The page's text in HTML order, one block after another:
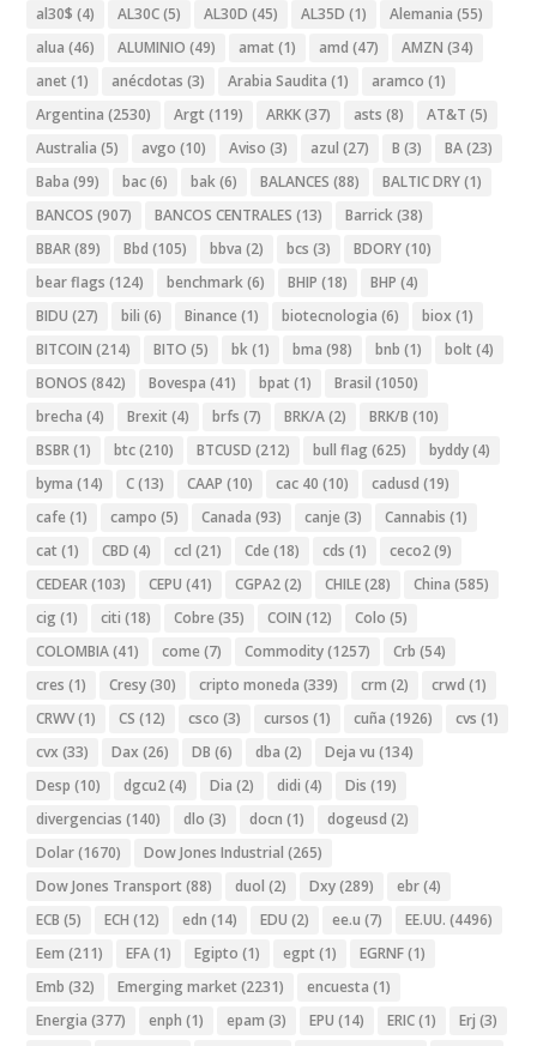
al30$ (4) AL30C(5) AL30D (45) AL35D (1) Alemania (55)
alua (46) ALUMINIO (49) amat (1) amd (47) AMZN (34)
anet (1) anécdotas (3) Arabia Saudita (1) aramco (1)
Argentina (2530) Argt (119) ARKK(37) asts (8) AT&T (5)
Australia (5) avgo (10) Aviso (3) azul (27) B (3) BA(23)
Baba (99) bac(6) bak(6) BALANCES (88) BALTIC DRY(1)
BANCOS (907) BANCOS CENTRALES (13) Barrick(38)
BBAR(89) Bbd (105) bbva (2) bcs (3) BDORY(10)
bear flags (124) benchmark(6) BHIP (18) BHP (4)
BIDU (27) bili (6) Binance (1) biotecnologia (6) biox (1)
BITCOIN (214) BITO (5) bk(1) bma (98) bnb (1) bolt (4)
BONOS (842) Bovespa (41) bpat (1) Brasil (1050)
brecha (4) Brexit (4) brfs (7) BRK/A(2) BRK/B (10)
BSBR(1) btc(210) BTCUSD (212) bull flag (625) byddy(4)
byma (14) C(13) CAAP (10) cac 40 (10) cadusd (19)
cafe (1) campo (5) Canada (93) canje (3) Cannabis (1)
cat (1) CBD (4) ccl (21) Cde (18) cds (1) ceco2(9)
CEDEAR(103) CEPU (41) CGPA2(2) CHILE(28) China (585)
cig (1) citi (18) Cobre (35) COIN (12) Colo (5)
COLOMBIA(41) come (7) Commodity(1257) Crb (54)
cres (1) Cresy(30) cripto moneda (339) crm (2) crwd (1)
CRWV(1) CS (12) csco (3) cursos (1) cuña (1926) cvs (1)
cvx (33) Dax (26) DB (6) dba (2) Deja vu (134)
Desp (10) dgcu2(4) Dia (2) didi (4) Dis (19)
divergencias (140) dlo (3) docn (1) dogeusd (2)
Dolar(1670) Dow Jones Industrial (265)
Dow Jones Transport (88) duol (2) Dxy(289) ebr(4)
ECB (5) ECH (12) edn (14) EDU (2) ee.u (7) EE.UU. (4496)
Eem (211) EFA(1) Egipto (1) egpt (1) EGRNF(1)
Emb (32) Emerging market (2231) encuesta (1)
Energia (377) enph (1) epam (3) EPU (14) ERIC(1) Erj (3)